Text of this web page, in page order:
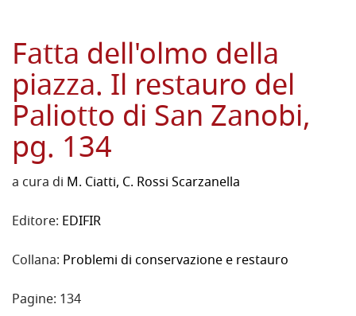
Fatta dell'olmo della
piazza. Il restauro del
Paliotto di San Zanobi,
pg. 134
a cura di M. Ciatti, C. Rossi Scarzanella
Editore: EDIFIR
Collana: Problemi di conservazione e restauro
Pagine: 134